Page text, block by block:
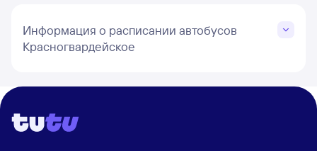
Информация о расписании автобусов
Красногвардейское